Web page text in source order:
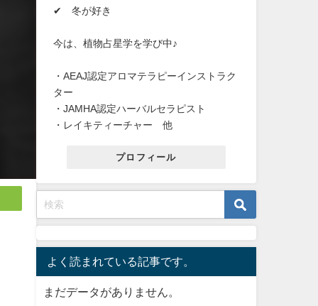
✔ 冬が好き
今は、植物占星学を学び中♪
・AEAJ認定アロマテラピーインストラク
ター
・JAMHA認定ハーバルセラピスト
・レイキティーチャー 他
プロフィール
よく読まれている記事です。
まだデータがありません。